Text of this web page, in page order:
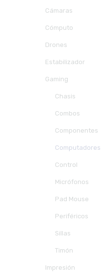
Cámaras
Cómputo
Drones
Estabilizador
Gaming
Chasis
Combos
Componentes
Computadores
Control
Micrófonos
Pad Mouse
Periféricos
Sillas
Timón
Impresión